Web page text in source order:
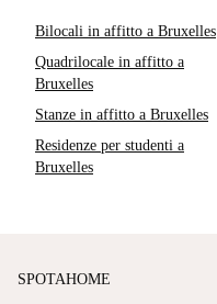
Bilocali in affitto a Bruxelles
Quadrilocale in affitto a
Bruxelles
Stanze in affitto a Bruxelles
Residenze per studenti a
Bruxelles
SPOTAHOME